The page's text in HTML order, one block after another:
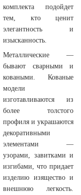
комплекта подойдет
тем, кто ценит
элегантность и
изысканность.
Металлические —
бывают сварными и
коваными. Кованые
модели
изготавливаются из
более толстого
профиля и украшаются
декоративными
элементами —
узорами, завитками и
изгибами, что придает
изделию изящество и
внешнюю легкость.